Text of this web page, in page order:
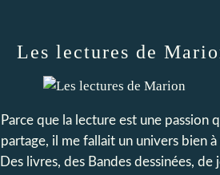
Les lectures de
Parce que la lecture est une passion
partage, il me fallait un univers bien à
Des livres, des Bandes dessinées, de